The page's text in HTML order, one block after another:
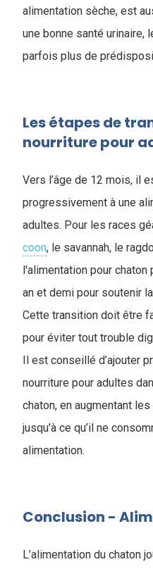
alimentation sèche, est
une bonne santé
parfois plus de
Les étapes de
nourriture pour
Vers l’âge de 12 mois, il
progressivement à une
adultes. Pour les races
coon, le savannah, le
l'alimentation pour chaton
an et demi pour soutenir
Cette transition doit être
pour éviter tout trouble
Il est conseillé d’ajouter
nourriture pour adultes
chaton, en augmentant
jusqu’à ce qu’il ne
alimentation.
Conclusion -
L’alimentation du chaton